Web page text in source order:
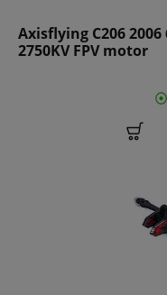
Axisflying C206 2006
2750KV FPV motor